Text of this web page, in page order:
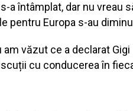
a întâmplat, dar nu
pentru Europa s-au
am văzut ce a declarat
cu conducerea în